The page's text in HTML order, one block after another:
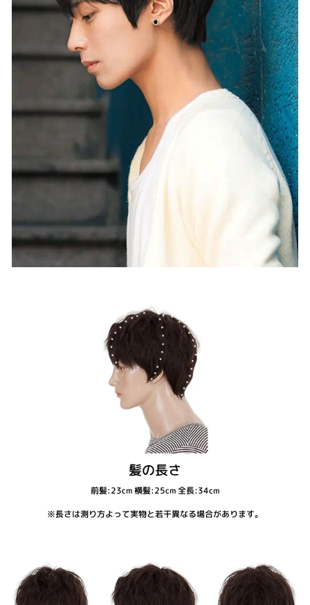
髪の長さ
前髪:23cm 横髪:25cm 全長:34cm
※長さは測り方よって実物と若干異なる場合があります。